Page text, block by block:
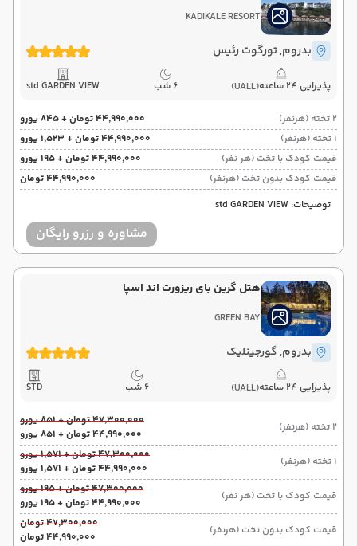
KADIKALE RESORT
بدروم, تورگوت رئیس
پذیرایی 24 ساعته (UALL) 6 شب std GARDEN VIEW
2 تخته (هرنفر)
۴۴٬۹۹۰٬۰۰۰ تومان + ۸۴۵ یورو
1 تخته (هرنفر)
۴۴٬۹۹۰٬۰۰۰ تومان + ۱٬۵۲۳ یورو
قیمت کودک با تخت (هر نفر)
۴۴٬۹۹۰٬۰۰۰ تومان + ۱۹۵ یورو
قیمت کودک بدون تخت (هرنفر)
۴۴٬۹۹۰٬۰۰۰ تومان
توضیحات: std GARDEN VIEW
مشاوره و رزرو رایگان
هتل گرین بای ریزورت اند اسپا
GREEN BAY
بدروم, گورجینلیک
پذیرایی 24 ساعته (UALL) 6 شب STD
2 تخته (هرنفر)
۴۷٬۳۰۰٬۰۰۰ تومان + ۸۵۱ یورو
۴۴٬۹۹۰٬۰۰۰ تومان + ۸۵۱ یورو
1 تخته (هرنفر)
۴۷٬۳۰۰٬۰۰۰ تومان + ۱٬۵۷۱ یورو
۴۴٬۹۹۰٬۰۰۰ تومان + ۱٬۵۷۱ یورو
قیمت کودک با تخت (هر نفر)
۴۷٬۳۰۰٬۰۰۰ تومان + ۱۹۵ یورو
۴۴٬۹۹۰٬۰۰۰ تومان + ۱۹۵ یورو
قیمت کودک بدون تخت (هرنفر)
۴۷٬۳۰۰٬۰۰۰ تومان
۴۴٬۹۹۰٬۰۰۰ تومان